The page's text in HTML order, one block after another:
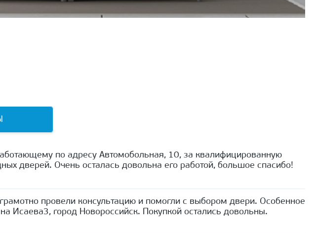
по адресу Автомобольная, 10, за квалифицированную
дверей. Очень осталась довольна его работой, большое спасибо!
провели консультацию и помогли с выбором двери. Особенное
Исаева3, город Новороссийск. Покупкой остались довольны.